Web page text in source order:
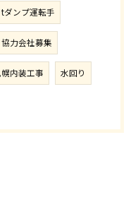
tダンプ運転手
協力会社募集
内装工事 水回り